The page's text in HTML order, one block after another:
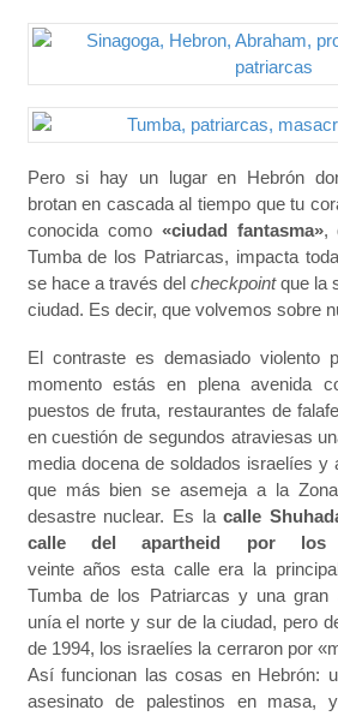
Pero si hay un lugar en Hebrón
brotan en cascada al tiempo que tu
conocida como «ciudad fantasma»,
Tumba de los Patriarcas, impacta
se hace a través del checkpointque la
ciudad. Es decir, que volvemos sobre
El contraste es demasiado violento
momento estás en plena avenida
puestos de fruta, restaurantes de
en cuestión de segundos atraviesas
media docena de soldados israelíes y
que más bien se asemeja a la
desastre nuclear. Es lacalle
calle del apartheid por los
veinte años esta calle era la
Tumba de los Patriarcas y una gran
unía el norte y sur de la ciudad, pero
de 1994, los israelíes la cerraron por
Así funcionan las cosas en Hebrón:
asesinato de palestinos en masa,